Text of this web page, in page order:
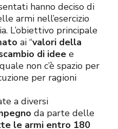
hanno deciso di
armi nell’esercizio
L’obiettivo principale
ai “valori della
di idee e
non c’è spazio per
per ragioni
a diversi
da parte delle
le armi entro 180